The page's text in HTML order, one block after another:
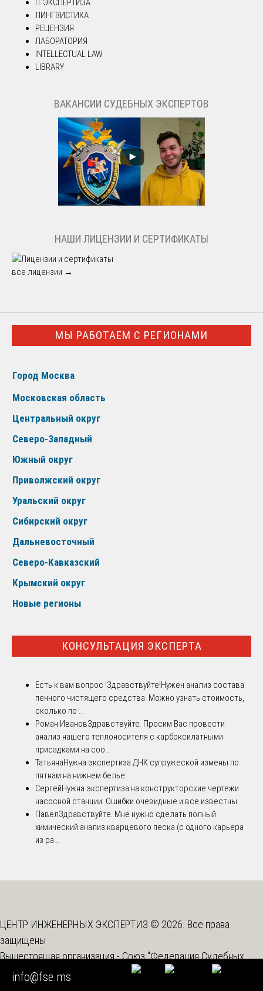
IT ЭКСПЕРТИЗА
ЛИНГВИСТИКА
РЕЦЕНЗИЯ
ЛАБОРАТОРИЯ
INTELLECTUAL LAW
LIBRARY
ВАКАНСИИ СУДЕБНЫХ ЭКСПЕРТОВ
НАШИ ЛИЦЕНЗИИ И СЕРТИФИКАТЫ
все лицензии →
МЫ РАБОТАЕМ С РЕГИОНАМИ
Город Москва
Московская область
Центральный округ
Северо-Западный
Южный округ
Приволжский округ
Уральский округ
Сибирский округ
Дальневосточный
Северо-Кавказский
Крымский округ
Новые регионы
КОНСУЛЬТАЦИЯ ЭКСПЕРТА
Есть к вам вопрос !Здравствуйте!Нужен анализ состава
пенного чистящего средства. Можно узнать стоимость,
сколько по ...
Роман ИвановЗдравствуйте. Просим Вас провести
анализ нашего теплоносителя с карбоксилатными
присадками на соо...
ТатьянаНужна экспертиза ДНК супружеской измены по
пятнам на нижнем белье
СергейНужна экспертиза на конструкторские чертежи
насосной станции. Ошибки очевидные и все известны.
ПавелЗдравствуйте. Мне нужно сделать полный
химический анализ кварцевого песка (с одного карьера
из ра...
ЦЕНТР ИНЖЕНЕРНЫХ ЭКСПЕРТИЗ © 2026. Все права
защищены
Вышестоящая организация -Союз "Федерация Судебных
Экспертов"
info@fse.ms